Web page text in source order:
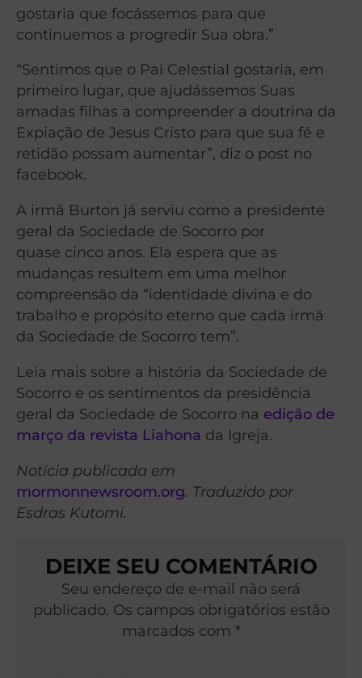
gostaria que focássemos para que
continuemos a progredir Sua obra.”
“Sentimos que o Pai Celestial gostaria, em
primeiro lugar, que ajudássemos Suas
amadas filhas a compreender a doutrina da
Expiação de Jesus Cristo para que sua fé e
retidão possam aumentar”, diz o post no
facebook.
A irmã Burton já serviu como a presidente
geral da Sociedade de Socorro por
quase cinco anos. Ela espera que as
mudanças resultem em uma melhor
compreensão da “identidade divina e do
trabalho e propósito eterno que cada irmã
da Sociedade de Socorro tem”.
Leia mais sobre a história da Sociedade de
Socorro e os sentimentos da presidência
geral da Sociedade de Socorro na edição de
março da revista Liahona da Igreja.
Notícia publicada em
mormonnewsroom.org. Traduzido por
Esdras Kutomi.
DEIXE SEU COMENTÁRIO
Seu endereço de e-mail não será
publicado. Os campos obrigatórios estão
marcados com *